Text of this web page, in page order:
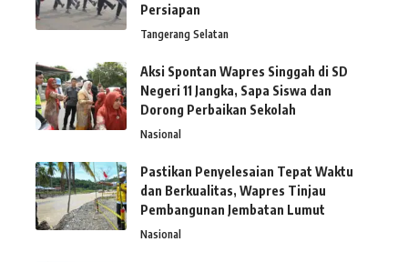
Persiapan
Tangerang Selatan
Aksi Spontan Wapres Singgah di SD
Negeri 11 Jangka, Sapa Siswa dan
Dorong Perbaikan Sekolah
Nasional
Pastikan Penyelesaian Tepat Waktu
dan Berkualitas, Wapres Tinjau
Pembangunan Jembatan Lumut
Nasional